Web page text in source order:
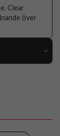
Clear
över